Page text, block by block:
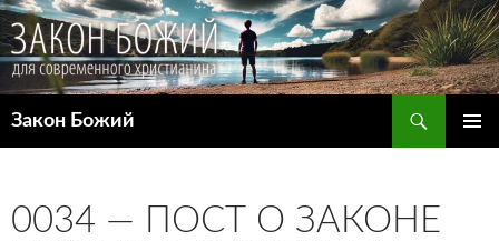
Закон Божий
0034 — ПОСТ О ЗАКОНЕ